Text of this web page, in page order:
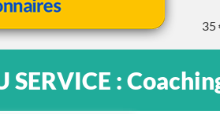
35
SERVICE :